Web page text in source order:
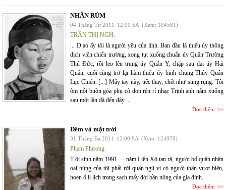
NHĂN RÚM
04 Tháng Tư 2011 12:00 SA (Xem: 104581)
TRẦN THỊ NGH.
... D ạo ấy tôi là người yêu của lính. Ban đầu là thiếu úy thông
dịch viên chiến trường, xong tụt xuống chuẩn úy Quân Trường
Thủ Đức, rồi leo lên trung úy Quân Y, chặp sau đại úy Hải
Quân, cuối cùng trở lại hàm thiếu úy binh chủng Thủy Quân
Lục Chiến. [...] Mấy tay này, tiếc thay, chết như sung rụng. Tôi
ôm nỗi buồn góa phụ cô đơn rên rỉ nhạc Trịnh anh nằm xuống
sau một lần đã đến đây ...
Đọc thêm
Đêm và mặt trời
31 Tháng Ba 2011 12:00 SA (Xem: 124978)
Phạm Phương
T ôi sinh năm 1991 — năm Liên Xô tan rã, người bố quân nhân
oai hùng của tôi phải rời quân ngũ vì có người thân vượt biên,
hoen ố lí lịch trong sạch mấy đời bần nông của gia đình.
Đọc thêm